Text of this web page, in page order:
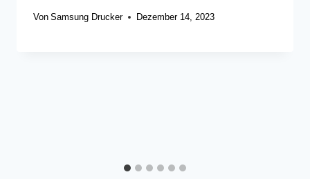
Von Samsung Drucker Dezember 14, 2023